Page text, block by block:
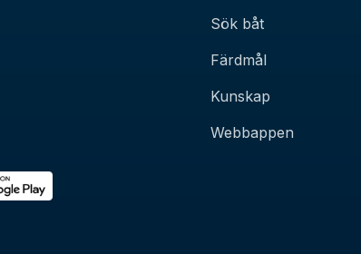
Sök båt
Färdmål
Kunskap
Webbappen